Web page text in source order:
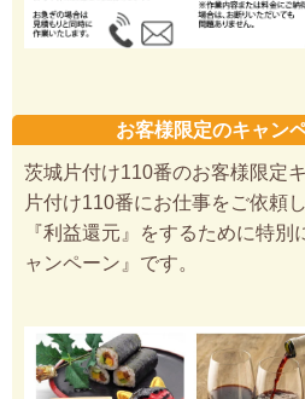
お客様限定のキャン
茨城片付け110番のお客様限定
片付け110番にお仕事をご依頼
『利益還元』をするために特
ャンペーン』です。